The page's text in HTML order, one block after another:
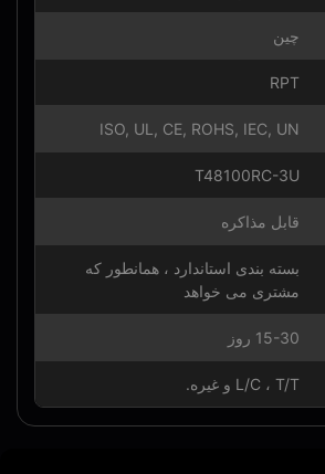
ISO, UL, CE, ROHS, IEC, UN
T48100RC-3U
قابل مذاکره
بسته بندی استاندارد ، همانطور که
مشتری می خواهد
15-30 روز
L/C ، T/T و غیره.